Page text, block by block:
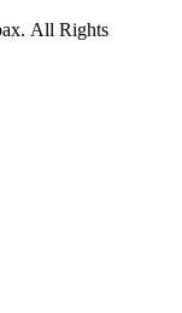
All Rights